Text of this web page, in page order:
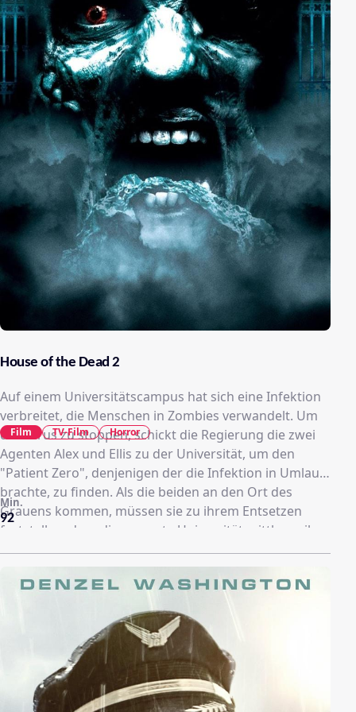
House of the Dead 2
Auf einem Universitätscampus hat sich eine Infektion
verbreitet, die Menschen in Zombies verwandelt. Um
den Virus zu stoppen, schickt die Regierung die zwei
Agenten Alex und Ellis zu der Universität, um den
"Patient Zero", denjenigen der die Infektion in Umlauf
brachte, zu finden. Als die beiden an den Ort des
Grauens kommen, müssen sie zu ihrem Entsetzen
feststellen, dass die gesamte Universität mittlerweile
in den Händen der Zombies ist. Und auch die
Regierung selbst hegt noch weiter Pläne mit der
Zombie-DNA...
92
Min.
Film TV-Film Horror